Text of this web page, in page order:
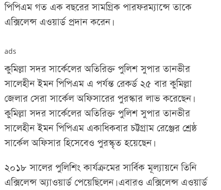
পিপিএম গত এক বছরের সামগ্রিক পারফরম্যান্সে তাকে
এক্সিলেন্স এওয়ার্ড প্রদান করেন।
ads
কুমিল্লা সদর সার্কেলের অতিরিক্ত পুলিশ সুপার তানভীর
সালেহীন ইমন পিপিএম এ পর্যন্ত রেকর্ড ২৫ বার কুমিল্লা
জেলার সেরা সার্কেল অফিসারের পুরস্কার লাভ করেছেন।
কুমিল্লা সদর সার্কেলের অতিরিক্ত পুলিশ সুপার তানভীর
সালেহীন ইমন পিপিএম একাধিকবার চট্টগ্রাম রেঞ্জের শ্রেষ্ঠ
সার্কেল অফিসার হিসেবেও পুরস্কৃত হয়েছেন।
২০১৮ সালের পুলিশিং কার্যক্রমের সার্বিক মূল্যায়নে তিনি
এক্সিলেন্স অ্যাওয়ার্ড পেয়েছিলেন। এবারও এক্সিলেন্স এওয়ার্ড